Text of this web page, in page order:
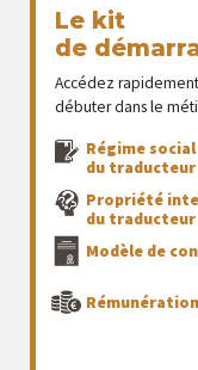
Le kit
de
Accédez
débuter dans le
Régime
du traducteur
Propriété
du traducteur
Modèle de
Rémunération